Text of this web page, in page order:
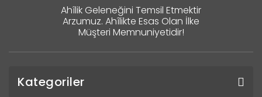
Ahîlik Geleneğini Temsil Etmektir
Arzumuz. Ahîlikte Esas Olan İlke
Müşteri Memnuniyetidir!
Kategoriler